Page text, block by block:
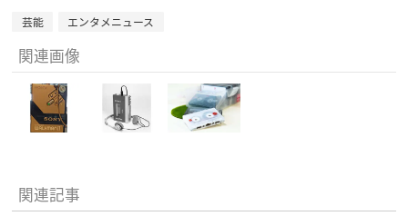
芸能 エンタメニュース
関連画像
関連記事